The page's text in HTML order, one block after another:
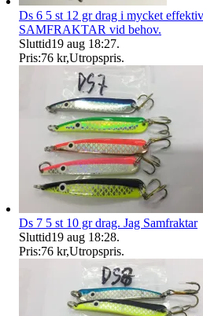
Ds 6 5 st 12 gr drag i mycket
SAMFRAKTAR vid behov.
Sluttid19 aug 18:27.
Pris:76 kr,Utropspris.
Ds 7 5 st 10 gr drag. Jag Samfraktar
Sluttid19 aug 18:28.
Pris:76 kr,Utropspris.